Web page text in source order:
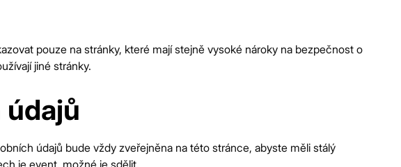
pouze na stránky, které mají stejně vysoké nároky na bezpečnost o
jiné stránky.
údajů bude vždy zveřejněna na této stránce, abyste měli stálý
je event. možné je sdělit.